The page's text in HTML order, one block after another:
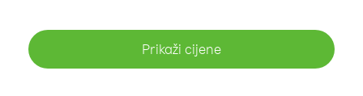
Prikaži cijene